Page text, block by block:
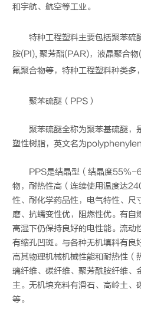
和宇航、航空等工业。
特种工程塑料主要包括聚苯硫
胺(PI), 聚芳酯(PAR)，液晶聚合
氟聚合物等，特种工程塑料种类多
聚苯硫醚（PPS）
聚苯硫醚全称为聚苯基硫醚，
塑性树脂，英文名为
PPS是结晶型（结晶度55%-
物，耐热性高（连续使用温度达
性、耐化学药品性，电气特性、尺
磨、抗蠕变性优，阻燃性优。有
高湿下仍保持良好的电性能。流动
有缩孔凹斑。与各种无机填料有良
高其物理机械机械性能和耐热性（
璃纤维、碳纤维、聚芳酰胺纤维、
主。无机填充料有滑石、高岭土、
等。